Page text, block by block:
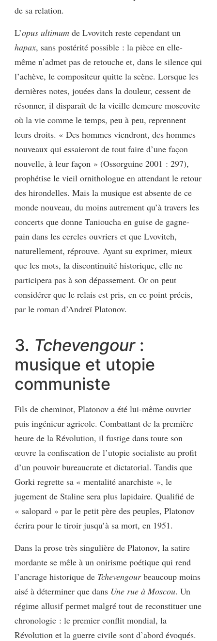
de sa relation.
L’opus ultimum de Lvovitch reste cependant un
hapax, sans postérité possible : la pièce en elle-
même n’admet pas de retouche et, dans le silence qui
l’achève, le compositeur quitte la scène. Lorsque les
dernières notes, jouées dans la douleur, cessent de
résonner, il disparaît de la vieille demeure moscovite
où la vie comme le temps, peu à peu, reprennent
leurs droits. « Des hommes viendront, des hommes
nouveaux qui essaieront de tout faire d’une façon
nouvelle, à leur façon » (Ossorguine 2001 : 297),
prophétise le vieil ornithologue en attendant le retour
des hirondelles. Mais la musique est absente de ce
monde nouveau, du moins autrement qu’à travers les
concerts que donne Tanioucha en guise de gagne-
pain dans les cercles ouvriers et que Lvovitch,
naturellement, réprouve. Ayant su exprimer, mieux
que les mots, la discontinuité historique, elle ne
participera pas à son dépassement. Or on peut
considérer que le relais est pris, en ce point précis,
par le roman d’Andreï Platonov.
3. Tchevengour:
musique et utopie
communiste
Fils de cheminot, Platonov a été lui-même ouvrier
puis ingénieur agricole. Combattant de la première
heure de la Révolution, il fustige dans toute son
œuvre la confiscation de l’utopie socialiste au profit
d’un pouvoir bureaucrate et dictatorial. Tandis que
Gorki regrette sa « mentalité anarchiste », le
jugement de Staline sera plus lapidaire. Qualifié de
« salopard » par le petit père des peuples, Platonov
écrira pour le tiroir jusqu’à sa mort, en 1951.
Dans la prose très singulière de Platonov, la satire
mordante se mêle à un onirisme poétique qui rend
l’ancrage historique de Tchevengourbeaucoup moins
aisé à déterminer que dans Une rue à Moscou. Un
régime allusif permet malgré tout de reconstituer une
chronologie : le premier conflit mondial, la
Révolution et la guerre civile sont d’abord évoqués.